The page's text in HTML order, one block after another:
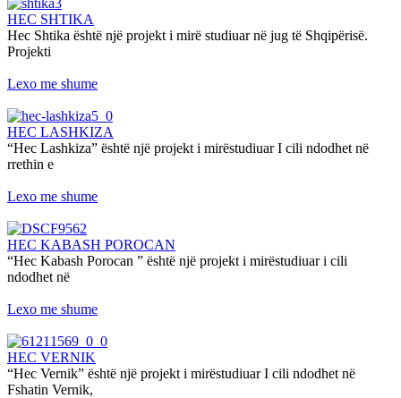
HEC SHTIKA
Hec Shtika është një projekt i mirë studiuar në jug të Shqipërisë.
Projekti
Lexo me shume
HEC LASHKIZA
“Hec Lashkiza” është një projekt i mirëstudiuar I cili ndodhet në
rrethin e
Lexo me shume
HEC KABASH POROCAN
“Hec Kabash Porocan ” është një projekt i mirëstudiuar i cili
ndodhet në
Lexo me shume
HEC VERNIK
“Hec Vernik” është një projekt i mirëstudiuar I cili ndodhet në
Fshatin Vernik,